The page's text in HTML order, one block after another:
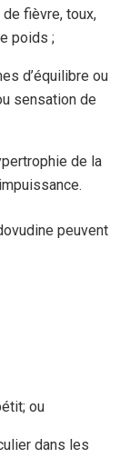
fièvre, toux,
poids ;
d’équilibre ou
sensation de
de la
peuvent
ou
dans les